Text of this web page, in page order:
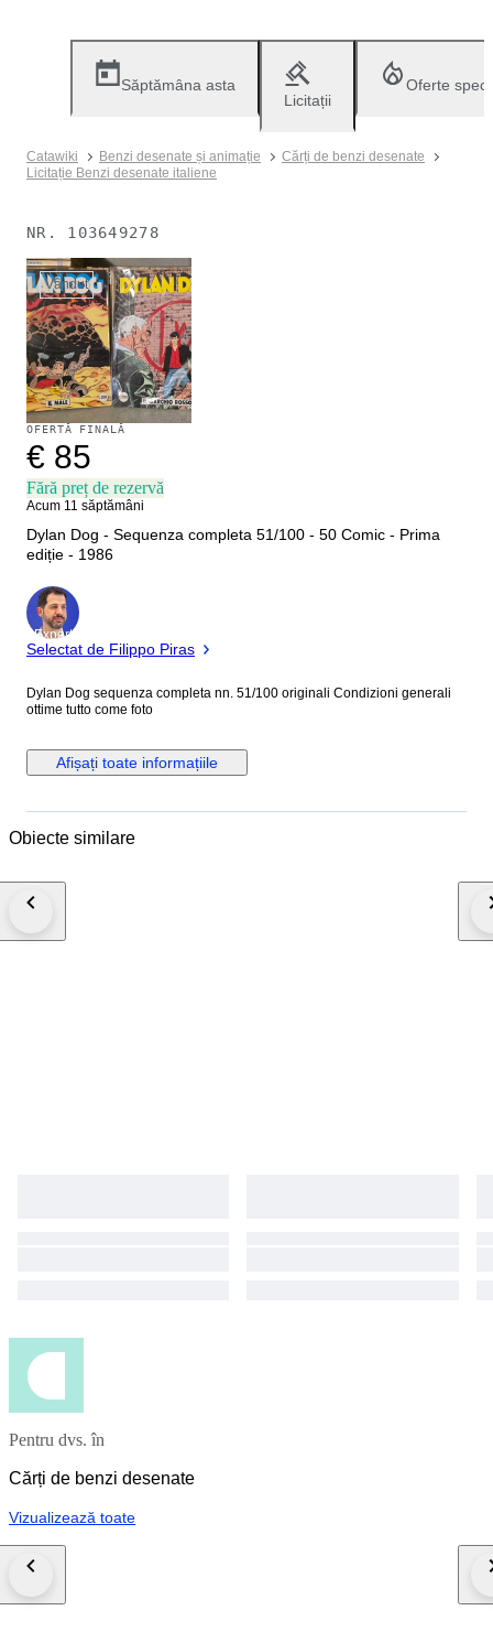
Săptămâna asta
Licitații
Oferte
Catawiki Benzi desenate și animație
Cărți de benzi desenate
Licitație Benzi desenate italiene
NR. 103649278
Vândut
OFERTĂ FINALĂ
€ 85
Fără preț de rezervă
Acum 11 săptămâni
Dylan Dog - Sequenza completa 51/100 - 50 Comic - Prima
ediție - 1986
Expert
Selectat de Filippo Piras
Dylan Dog sequenza completa nn. 51/100 originali Condizioni generali
ottime tutto come foto
Afișați toate informațiile
Obiecte similare
Pentru dvs. în
Cărți de benzi desenate
Vizualizează toate